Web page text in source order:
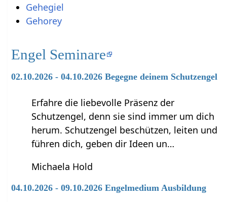
Gehegiel
Gehorey
Engel Seminare
02.10.2026 - 04.10.2026 Begegne deinem Schutzengel
Erfahre die liebevolle Präsenz der
Schutzengel, denn sie sind immer um dich
herum. Schutzengel beschützen, leiten und
führen dich, geben dir Ideen un…
Michaela Hold
04.10.2026 - 09.10.2026 Engelmedium Ausbildung